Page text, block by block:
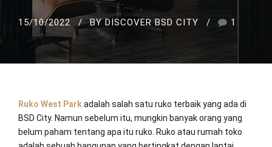
15/10/2022 BY DISCOVER BSD CITY 1
Ruko West Parkadalah salah satu ruko terbaik yang ada di
BSD City. Namun sebelum itu, mungkin banyak orang yang
belum paham tentang apa itu ruko. Ruko atau rumah toko